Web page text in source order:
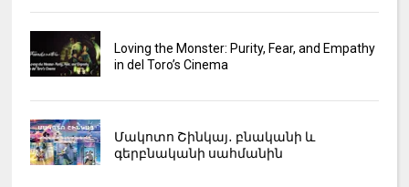
Loving the Monster: Purity, Fear, and Empathy
in del Toro’s Cinema
Մակոտո Շինկայ․ բնականի և
գերբնականի սահմանին